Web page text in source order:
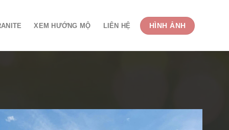
XEM HƯỚNG MỘ LIÊN HỆ HÌNH ẢNH